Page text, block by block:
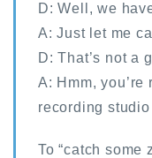
D: Well, we
A: Just let me
D: That’s not a
A: Hmm, you’re
recording
To “catch some